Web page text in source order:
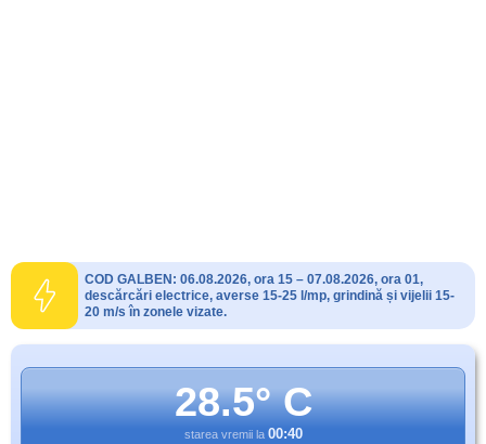
COD GALBEN: 06.08.2026, ora 15 – 07.08.2026, ora 01,
descărcări electrice, averse 15-25 l/mp, grindină și vijelii 15-
20 m/s în zonele vizate.
28.5° C
starea vremii la 00:40